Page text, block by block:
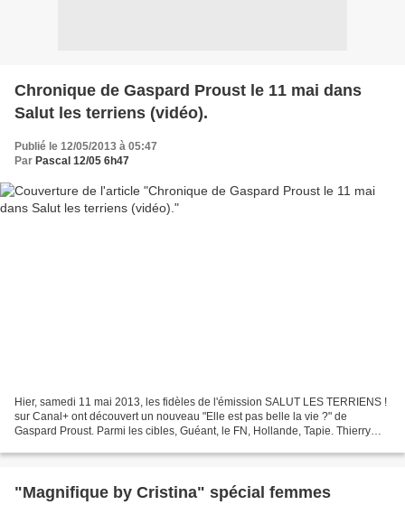
Chronique de Gaspard Proust le 11 mai dans
Salut les terriens (vidéo).
Publié le 12/05/2013 à 05:47
Par Pascal 12/05 6h47
Hier, samedi 11 mai 2013, les fidèles de l'émission SALUT LES TERRIENS !
sur Canal+ ont découvert un nouveau "Elle est pas belle la vie ?" de
Gaspard Proust. Parmi les cibles, Guéant, le FN, Hollande, Tapie. Thierry
"Magnifique by Cristina" spécial femmes